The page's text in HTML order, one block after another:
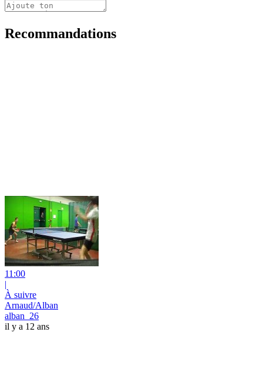
Recommandations
11:00
|
À suivre
Arnaud/Alban
alban_26
il y a 12 ans